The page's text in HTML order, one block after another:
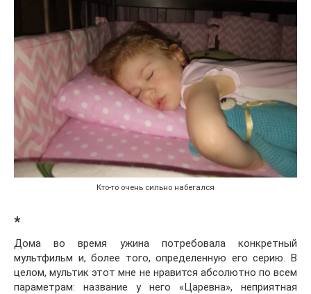
Кто-то очень сильно набегался
*
Дома во время ужина потребовала конкретный
мультфильм и, более того, определенную его серию. В
целом, мультик этот мне не нравится абсолютно по всем
параметрам: название у него «Царевна», неприятная